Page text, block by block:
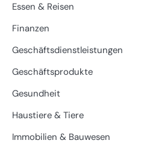
Essen & Reisen
Finanzen
Geschäftsdienstleistungen
Geschäftsprodukte
Gesundheit
Haustiere & Tiere
Immobilien & Bauwesen